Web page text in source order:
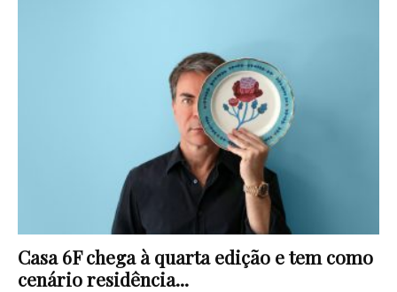
Casa 6F chega à quarta edição e tem como
cenário residência...